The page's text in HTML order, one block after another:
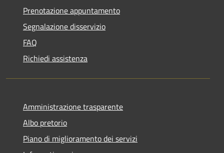
Prenotazione appuntamento
Segnalazione disservizio
FAQ
Richiedi assistenza
Amministrazione trasparente
Albo pretorio
Piano di miglioramento dei servizi